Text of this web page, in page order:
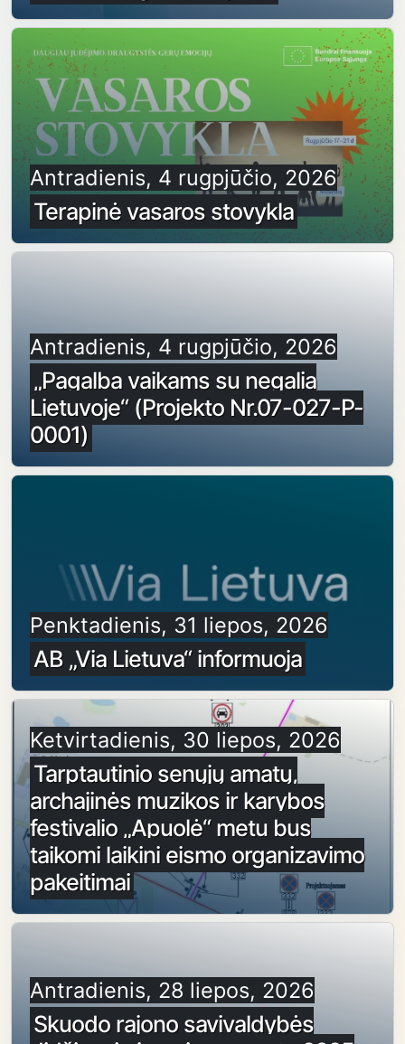
Antradienis, 4 rugpjūčio, 2026
Terapinė vasaros stovykla
Antradienis, 4 rugpjūčio, 2026
„Pagalba vaikams su negalia
Lietuvoje“ (Projekto Nr.07-027-P-
0001)
Penktadienis, 31 liepos, 2026
AB „Via Lietuva“ informuoja
Ketvirtadienis, 30 liepos, 2026
Tarptautinio senųjų amatų,
archajinės muzikos ir karybos
festivalio „Apuolė“ metu bus
taikomi laikini eismo organizavimo
pakeitimai
Antradienis, 28 liepos, 2026
Skuodo rajono savivaldybės